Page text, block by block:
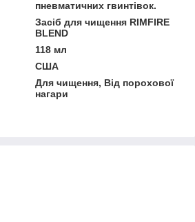
пневматичних гвинтівок.
Засіб для чищення RIMFIRE
BLEND
118 мл
США
Для чищення, Від порохової
нагари